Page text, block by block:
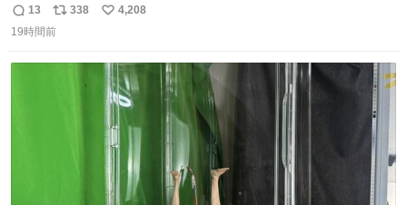
じめると、アイツが海から上がって来るぞ。」って。
返
信
13
リ
ポ
338
い
数
4,208
19時間前